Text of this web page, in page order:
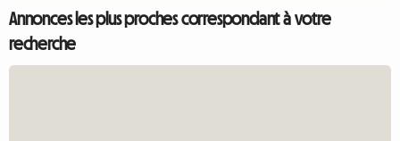
Annonces les plus proches correspondant à votre
recherche